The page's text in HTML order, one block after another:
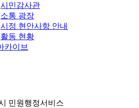
시민감사관
소통 광장
시정 현안사항 안내
활동 현황
카이브
민원행정서비스